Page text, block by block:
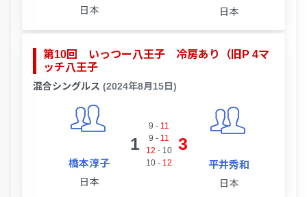
日本 日本
第10回 いっつー八王子 冷房あり（旧P 4マ
ッチ八王子
混合シングルス (2024年8月15日)
橋本淳子
日本
1
9 - 11
9 - 11
12 - 10
10- 12
3
平井秀和
日本